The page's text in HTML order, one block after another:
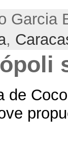
Garcia
,
de